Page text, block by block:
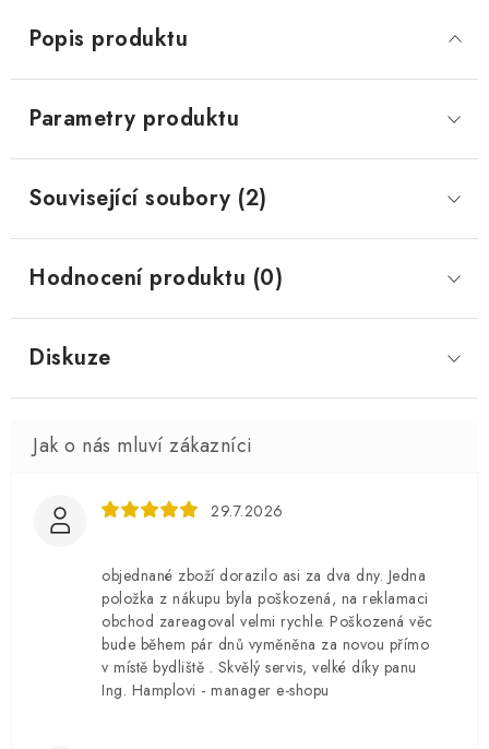
Popis produktu
Parametry produktu
Související soubory (2)
Hodnocení produktu (0)
Diskuze
29.7.2026
objednané zboží dorazilo asi za dva dny. Jedna
položka z nákupu byla poškozená, na reklamaci
obchod zareagoval velmi rychle. Poškozená věc
bude během pár dnů vyměněna za novou přímo
v místě bydliště . Skvělý servis, velké díky panu
Ing. Hamplovi - manager e-shopu